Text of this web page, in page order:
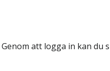
Genom att logga in kan du